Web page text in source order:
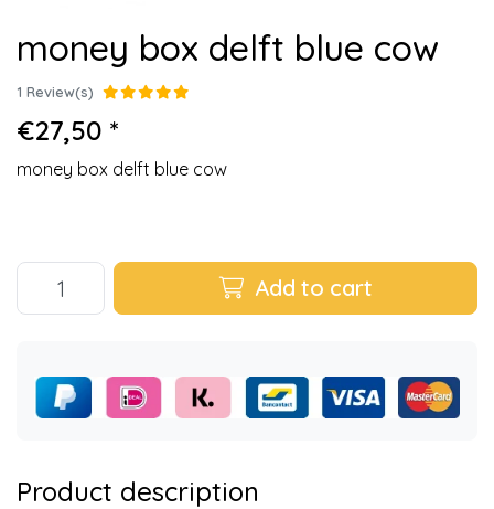
money box delft blue cow
1 Review(s)
€27,50 *
money box delft blue cow
Add to cart
Product description